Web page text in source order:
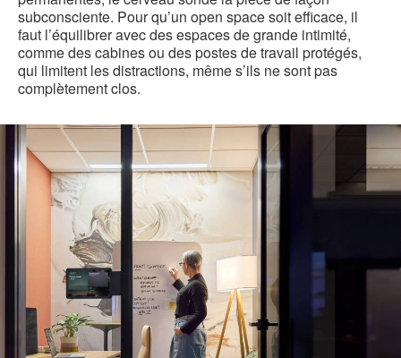
subconsciente. Pour qu’un open space soit efficace, il
faut l’équilibrer avec des espaces de grande intimité,
comme des cabines ou des postes de travail protégés,
qui limitent les distractions, même s’ils ne sont pas
complètement clos.